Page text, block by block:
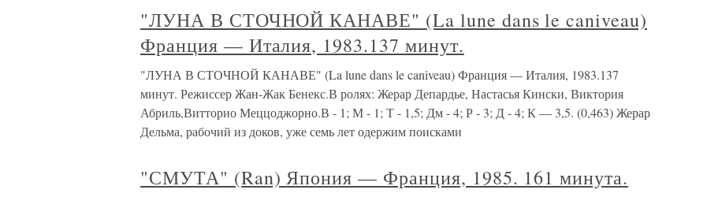
"ЛУНА В СТОЧНОЙ КАНАВЕ" (La lune dans le caniveau)
Франция — Италия, 1983.137 минут.
"ЛУНА В СТОЧНОЙ КАНАВЕ" (La lune dans le caniveau) Франция — Италия, 1983.137
минут. Режиссер Жан-Жак Бенекс.В ролях: Жерар Депардье, Настасья Кински, Виктория
Абриль,Витторио Меццоджорно.В - 1; М - 1; Т - 1,5; Дм - 4; Р - 3; Д - 4; К — 3,5. (0,463) Жерар
Дельма, рабочий из доков, уже семь лет одержим поисками
"СМУТА" (Ran) Япония — Франция, 1985. 161 минута.